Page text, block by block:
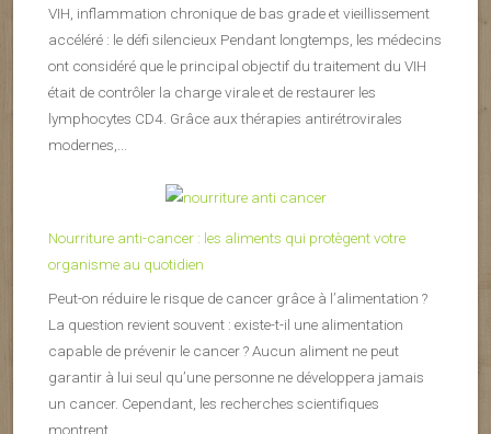
VIH, inflammation chronique de bas grade et vieillissement
accéléré : le défi silencieux Pendant longtemps, les médecins
ont considéré que le principal objectif du traitement du VIH
était de contrôler la charge virale et de restaurer les
lymphocytes CD4. Grâce aux thérapies antirétrovirales
modernes,...
Nourriture anti-cancer : les aliments qui protègent votre
organisme au quotidien
Peut-on réduire le risque de cancer grâce à l’alimentation ?
La question revient souvent : existe-t-il une alimentation
capable de prévenir le cancer ? Aucun aliment ne peut
garantir à lui seul qu’une personne ne développera jamais
un cancer. Cependant, les recherches scientifiques
montrent...